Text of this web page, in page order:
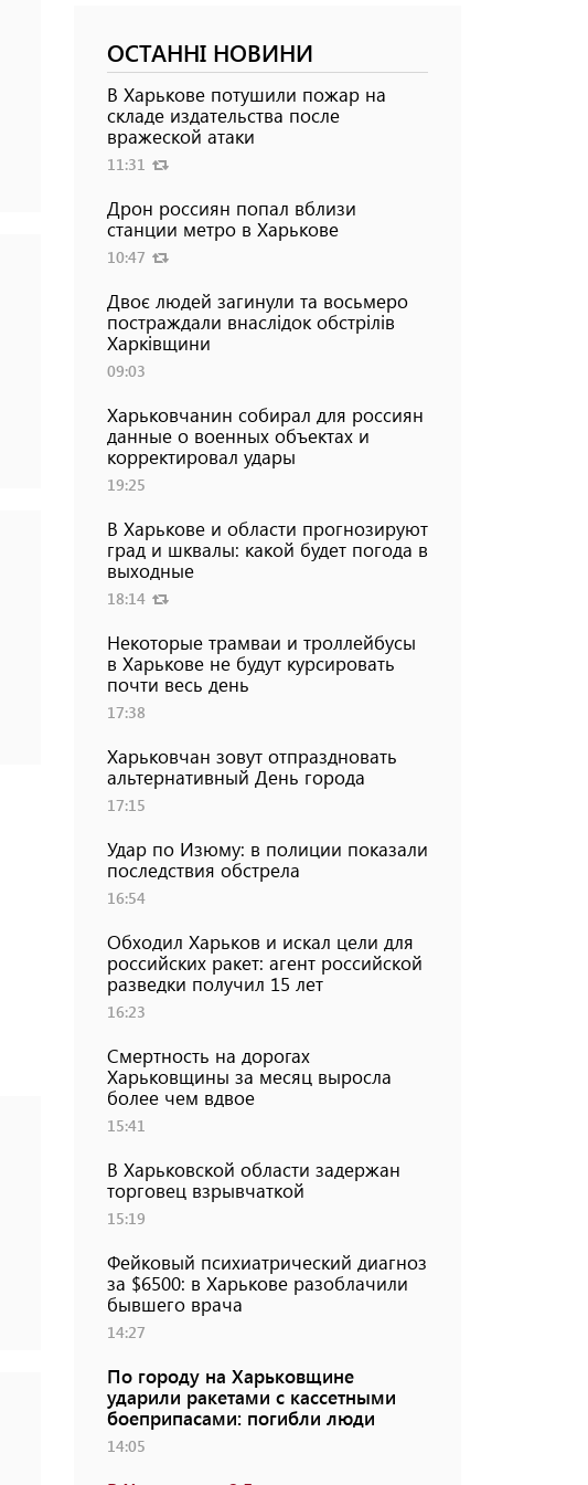
ОСТАННІ НОВИНИ
В Харькове потушили пожар на
складе издательства после
вражеской атаки
11:31
Дрон россиян попал вблизи
станции метро в Харькове
10:47
Двоє людей загинули та восьмеро
постраждали внаслідок обстрілів
Харківщини
09:03
Харьковчанин собирал для россиян
данные о военных объектах и ​​
корректировал удары
19:25
В Харькове и области прогнозируют
град и шквалы: какой будет погода в
выходные
18:14
Некоторые трамваи и троллейбусы
в Харькове не будут курсировать
почти весь день
17:38
Харьковчан зовут отпраздновать
альтернативный День города
17:15
Удар по Изюму: в полиции показали
последствия обстрела
16:54
Обходил Харьков и искал цели для
российских ракет: агент российской
разведки получил 15 лет
16:23
Смертность на дорогах
Харьковщины за месяц выросла
более чем вдвое
15:41
В Харьковской области задержан
торговец взрывчаткой
15:19
Фейковый психиатрический диагноз
за $6500: в Харькове разоблачили
бывшего врача
14:27
По городу на Харьковщине
ударили ракетами с кассетными
боеприпасами: погибли люди
14:05